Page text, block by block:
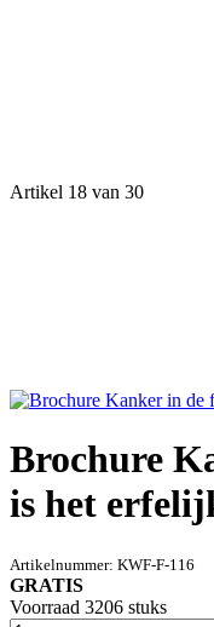
Artikel 18 van 30
Brochure
is het
Artikelnummer: KWF-F-116
GRATIS
Voorraad 3206 stuks